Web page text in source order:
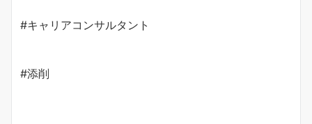
#キャリアコンサルタント
#添削